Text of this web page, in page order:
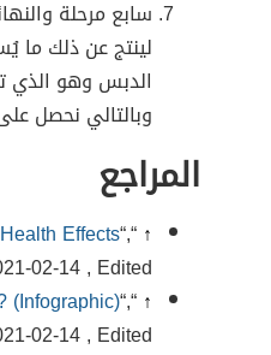
سابع مرحلة
لينتج عن ذلك ما
الدبس وهو الذي
وبالتالي نحصل
المراجع
↑
“
Effects“,
02-14 , Edited.
↑
“
(Infographic)“,
02-14 , Edited.